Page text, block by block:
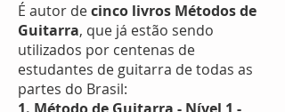
É autor decinco livros Métodos de
Guitarra, que já estão sendo
utilizados por centenas de
estudantes de guitarra de todas as
partes do Brasil: